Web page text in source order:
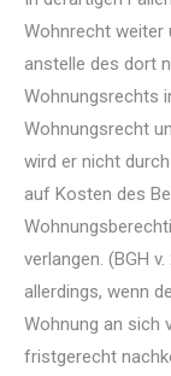
Wohnrecht weiter
anstelle des dort
Wohnungsrechts
Wohnungsrecht
wird er nicht
auf Kosten des
verlangen. (BGH
allerdings, wenn
Wohnung an sich
fristgerecht